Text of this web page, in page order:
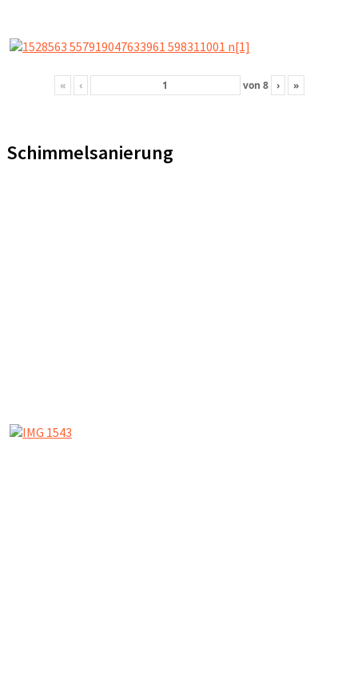
« ‹ von 8 › »
Schimmelsanierung